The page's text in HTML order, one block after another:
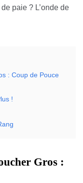
paie ? L’onde de
: Coup de Pouce
!
Gros :